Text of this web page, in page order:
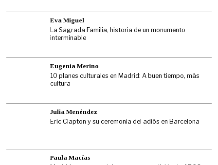
Eva Miguel
La Sagrada Familia, historia de un monumento
interminable
Eugenia Merino
10 planes culturales en Madrid: A buen tiempo, más
cultura
Julia Menéndez
Eric Clapton y su ceremonia del adiós en Barcelona
Paula Macías